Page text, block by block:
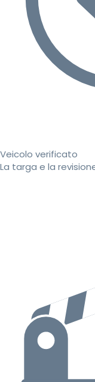
Veicolo verificato
La targa e la